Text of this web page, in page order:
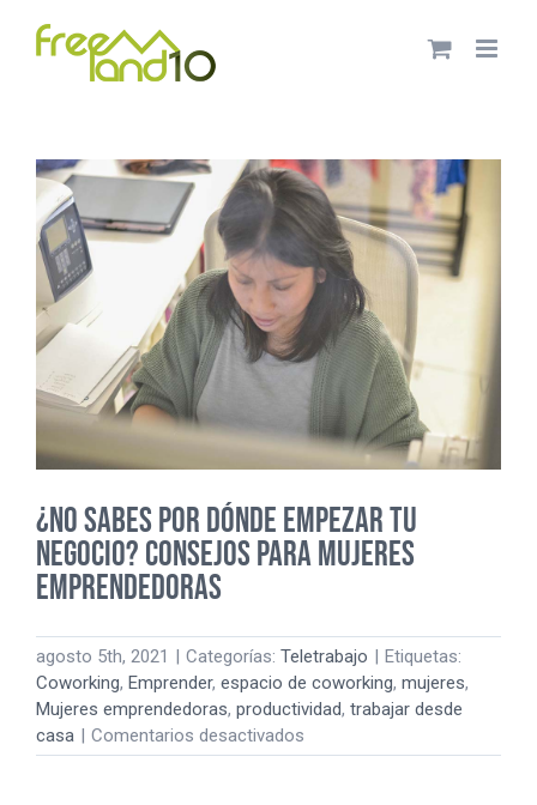
¿No sabes por dónde empezar tu
negocio? Consejos para Mujeres
Emprendedoras
agosto 5th, 2021 | Categorías: Teletrabajo | Etiquetas:
Coworking, Emprender, espacio de coworking, mujeres,
Mujeres emprendedoras, productividad, trabajar desde
casa | Comentarios desactivados
¿No